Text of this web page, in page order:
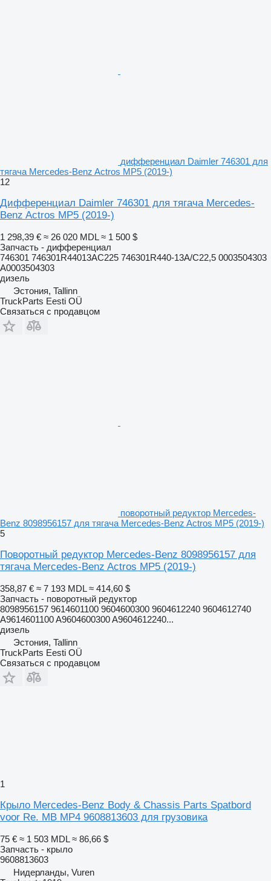
дифференциал Daimler 746301 для
тягача Mercedes-Benz Actros MP5 (2019-)
12
Дифференциал Daimler 746301 для тягача Mercedes-
Benz Actros MP5 (2019-)
1 298,39 € ≈ 26 020 MDL ≈ 1 500 $
Запчасть - дифференциал
746301 746301R44013AC225 746301R440-13A/C22,5 0003504303
A0003504303
дизель
Эстония, Tallinn
TruckParts Eesti OÜ
Связаться с продавцом
поворотный редуктор Mercedes-
Benz 8098956157 для тягача Mercedes-Benz Actros MP5 (2019-)
5
Поворотный редуктор Mercedes-Benz 8098956157 для
тягача Mercedes-Benz Actros MP5 (2019-)
358,87 € ≈ 7 193 MDL ≈ 414,60 $
Запчасть - поворотный редуктор
8098956157 9614601100 9604600300 9604612240 9604612740
A9614601100 A9604600300 A9604612240...
дизель
Эстония, Tallinn
TruckParts Eesti OÜ
Связаться с продавцом
1
Крыло Mercedes-Benz Body & Chassis Parts Spatbord
voor Re. MB MP4 9608813603 для грузовика
75 € ≈ 1 503 MDL ≈ 86,66 $
Запчасть - крыло
9608813603
Нидерланды, Vuren